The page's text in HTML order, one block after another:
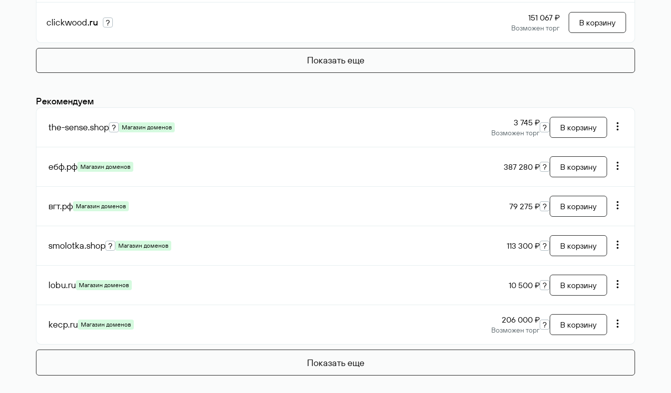
clickwood.ru ? 151 067 ₽
Возможен торг
В корзину
Показать еще
Рекомендуем
the-sense.shop ? Магазин доменов 3 745 ₽
Возможен торг
? В корзину
ебф.рф Магазин доменов 387 280 ₽ ? В корзину
вгт.рф Магазин доменов 79 275 ₽ ? В корзину
smolotka.shop ? Магазин доменов 113 300 ₽ ? В корзину
lobu.ru Магазин доменов 10 500 ₽ ? В корзину
kecp.ru Магазин доменов 206 000 ₽
Возможен торг
? В корзину
Показать еще